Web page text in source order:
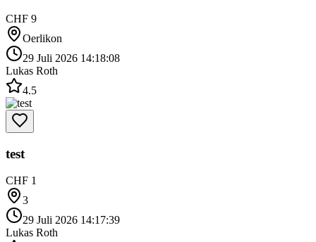
CHF 9
Oerlikon
29 Juli 2026 14:18:08
Lukas Roth
4.5
test
CHF 1
3
29 Juli 2026 14:17:39
Lukas Roth